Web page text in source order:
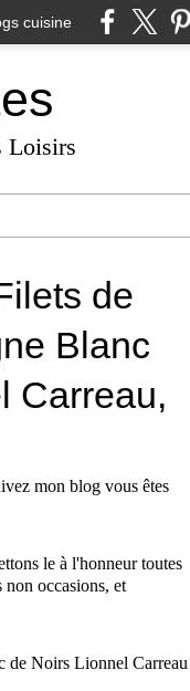
cuisine
Loisirs
de
Blanc
Carreau,
mon blog vous êtes
le à l'honneur toutes
non occasions, et
de Noirs Lionnel Carreau